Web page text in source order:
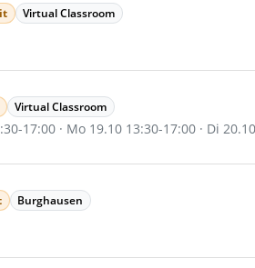
Virtual Classroom
Virtual Classroom
17:00 · Mo 19.10 13:30-17:00 · Di
Burghausen